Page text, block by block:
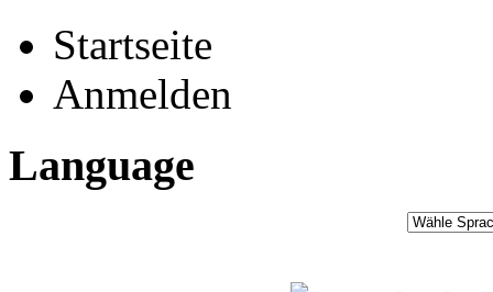
Startseite
Anmelden
Language